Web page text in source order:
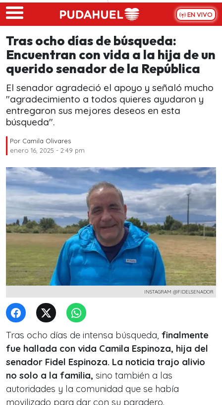
Skip to main content
EN VIVO
Tras ocho días de búsqueda:
Encuentran con vida a la hija de un
querido senador de la República
El senador agradeció el apoyo y señaló mucho
"agradecimiento a todos quieres ayudaron y
entregaron sus mejores deseos en esta
búsqueda".
Por Camila Olivares
enero 16, 2025 - 2:49 pm
INSTAGRAM @FIDELSENADOR
Tras ocho días de intensa búsqueda, finalmente
fue hallada con vida Camila Espinoza, hija del
senador Fidel Espinoza. La noticia trajo alivio
no solo a la familia, sino también a las
autoridades y la comunidad que se había
movilizado para dar con su paradero.